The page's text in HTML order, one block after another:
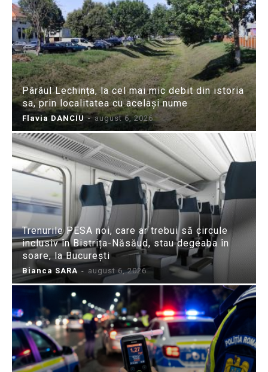
Pârâul Lechința, la cel mai mic debit din istoria
sa, prin localitatea cu același nume
Flavia DANCIU - august 6, 2026
Trenurile PESA noi, care ar trebui să circule
inclusiv în Bistrița-Năsăud, stau degeaba în
soare, la București
Bianca SARA - august 6, 2026